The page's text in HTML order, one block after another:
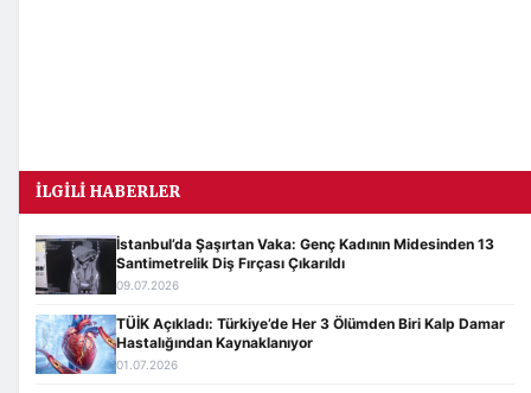
İLGILI HABERLER
İstanbul’da Şaşırtan Vaka: Genç Kadının Midesinden 13
Santimetrelik Diş Fırçası Çıkarıldı
09.07.2026
TÜİK Açıkladı: Türkiye’de Her 3 Ölümden Biri Kalp Damar
Hastalığından Kaynaklanıyor
01.07.2026